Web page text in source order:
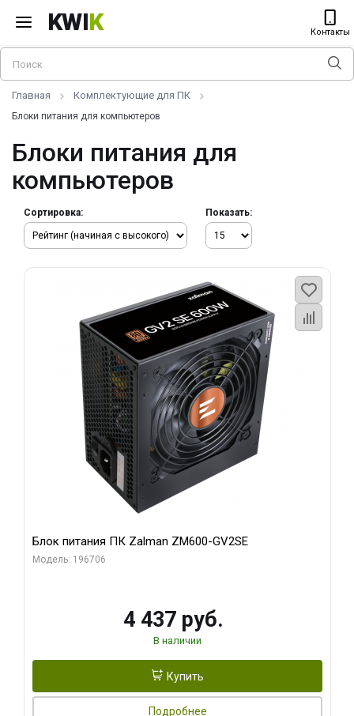
KWIK Контакты
Главная Комплектующие для ПК
Блоки питания для компьютеров
Блоки питания для
компьютеров
Сортировка: Показать:
Блок питания ПК Zalman ZM600-GV2SE
Модель: 196706
4 437 руб.
В наличии
Купить
Подробнее